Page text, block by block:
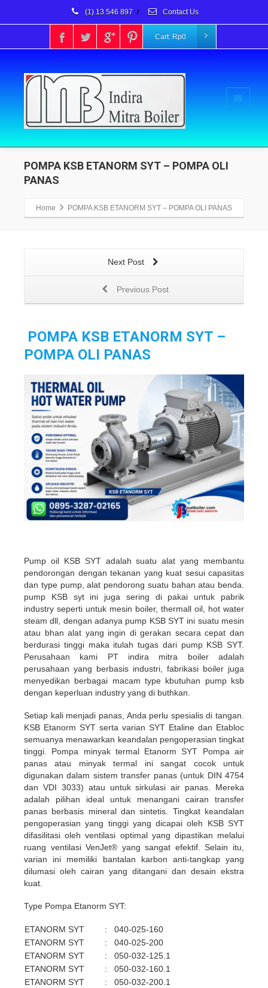
(1) 13 546 897 / Contact Us
Cart: Rp0
POMPA KSB ETANORM SYT – POMPA OLI
PANAS
Home POMPA KSB ETANORM SYT – POMPA OLI PANAS
Next Post
Previous Post
POMPA KSB ETANORM SYT –
POMPA OLI PANAS
Pump oil KSB SYT adalah suatu alat yang membantu
pendorongan dengan tekanan yang kuat sesui capasitas
dan type pump, alat pendorong suatu bahan atau benda.
pump KSB syt ini juga sering di pakai untuk pabrik
industry seperti untuk mesin boiler, thermall oil, hot water
steam dll, dengan adanya pump KSB SYT ini suatu mesin
atau bhan alat yang ingin di gerakan secara cepat dan
berdurasi tinggi maka itulah tugas dari pump KSB SYT.
Perusahaan kami PT indira mitra boiler adalah
perusahaan yang berbasis industri, fabrikasi boiler juga
menyedikan berbagai macam type kbutuhan pump ksb
dengan keperluan industry yang di buthkan.
Setiap kali menjadi panas, Anda perlu spesialis di tangan.
KSB Etanorm SYT serta varian SYT Etaline dan Etabloc
semuanya menawarkan keandalan pengoperasian tingkat
tinggi. Pompa minyak termal Etanorm SYT Pompa air
panas atau minyak termal ini sangat cocok untuk
digunakan dalam sistem transfer panas (untuk DIN 4754
dan VDI 3033) atau untuk sirkulasi air panas. Mereka
adalah pilihan ideal untuk menangani cairan transfer
panas berbasis mineral dan sintetis. Tingkat keandalan
pengoperasian yang tinggi yang dicapai oleh KSB SYT
difasilitasi oleh ventilasi optimal yang dipastikan melalui
ruang ventilasi VenJet® yang sangat efektif. Selain itu,
varian ini memiliki bantalan karbon anti-tangkap yang
dilumasi oleh cairan yang ditangani dan desain ekstra
kuat.
Type Pompa Etanorm SYT:
ETANORM SYT :
040-025-160
ETANORM SYT
:
040-025-200
ETANORM SYT
:
050-032-125.1
ETANORM SYT
:
050-032-160.1
ETANORM SYT
:
050-032-200.1